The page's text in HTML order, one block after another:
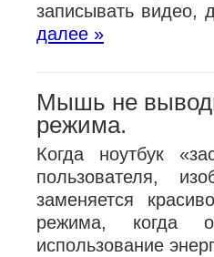
записывать видео,
далее »
Мышь не
режима.
Когда ноутбук
пользователя,
заменяется
режима, когда
использование